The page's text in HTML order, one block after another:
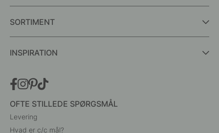
SORTIMENT
INSPIRATION
OFTE STILLEDE SPØRGSMÅL
Levering
Hvad er c/c mål?